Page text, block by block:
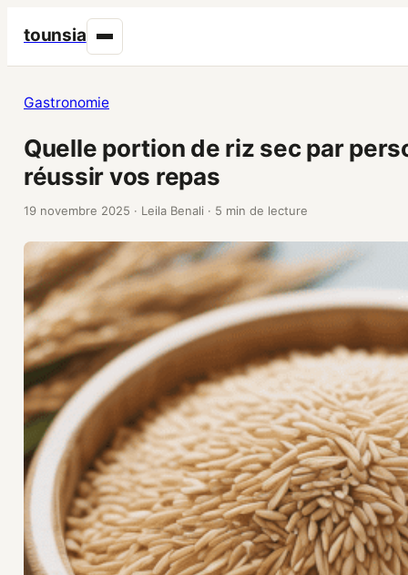
tounsia
Gastronomie
Quelle portion de riz sec par
réussir vos repas
19 novembre 2025 · Leila Benali · 5 min de lecture